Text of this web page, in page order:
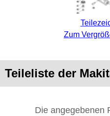
Zum
Teileliste der
Die angegebenen